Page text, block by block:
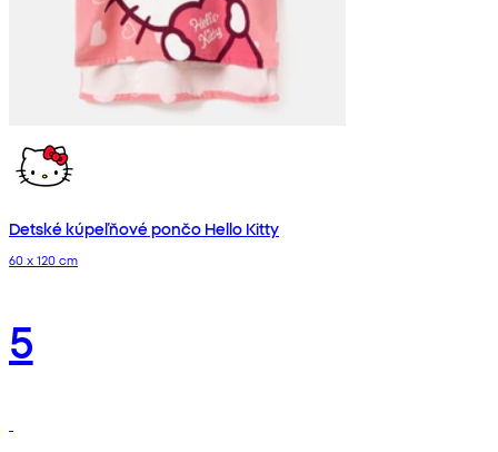
Detské kúpeľňové pončo Hello Kitty
60 x 120 cm
5